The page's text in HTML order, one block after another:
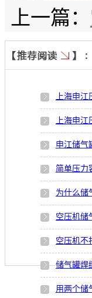
上一篇：
上海申
上海申
申江储气
简单压力
为什么储
空压机储
空压机不
储气罐焊
用两个储